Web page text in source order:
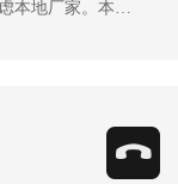
本地厂家。本地